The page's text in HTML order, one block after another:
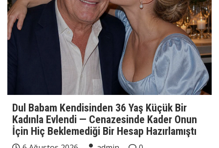
Dul Babam Kendisinden 36 Yaş Küçük Bir
Kadınla Evlendi — Cenazesinde Kader Onun
İçin Hiç Beklemediği Bir Hesap Hazırlamıştı